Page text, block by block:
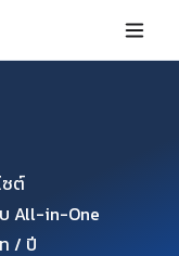
ซต์
All-in-One
/ ปี